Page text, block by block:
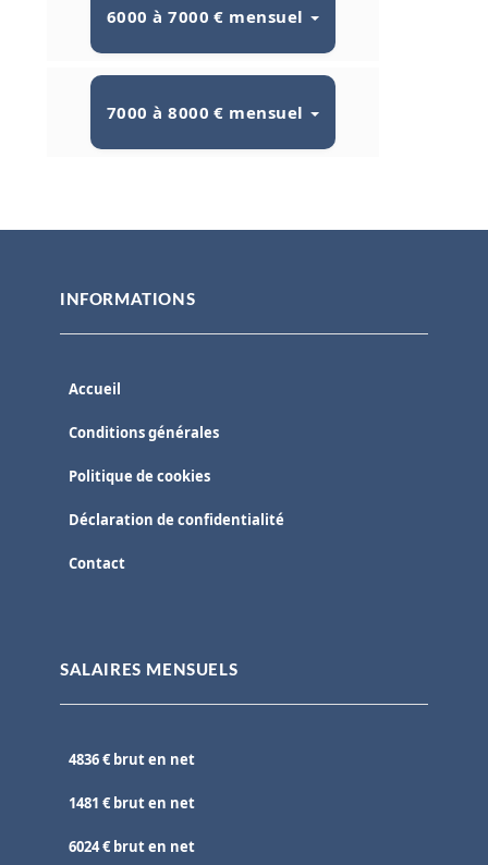
6000 à 7000 € mensuel
7000 à 8000 € mensuel
INFORMATIONS
Accueil
Conditions générales
Politique de cookies
Déclaration de confidentialité
Contact
SALAIRES MENSUELS
4836 € brut en net
1481 € brut en net
6024 € brut en net